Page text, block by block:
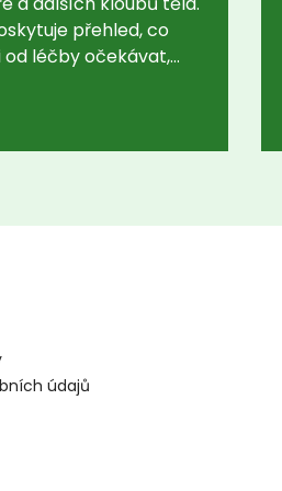
přehled, co
léčby očekávat,
zajímavá
údajů